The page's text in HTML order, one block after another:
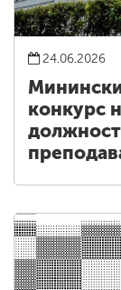
24.06.2026
конкурс